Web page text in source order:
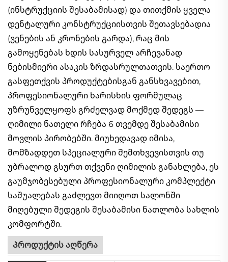
(ინსტრუქციის შესაბამისად) და თითქმის ყველა
დენტალური კონსტრუქციისთვის შეთავსებადია
(ვენების ან კრონების გარდა), რაც მის
გამოყენებას ხდის სასურველ არჩევანად
ნებისმიერი ასაკის ზრდასრულთათვის. საერთო
გასფეთქვის პროდუქტებისგან განსხვავებით,
პროფესიონალური ხარისხის ფორმულაც
უზრუნველყოფს გრძელვად მოქმედ შედეგს —
ღიმილი ნათელი რჩება 6 თვემდე შესაბამისი
მოვლის პირობებში. მიუხედავად იმისა,
მომზადდეთ სპეციალური შემთხვევისთვის თუ
უბრალოდ გსურთ თქვენი ღიმილის განახლება, ეს
გაუმჯობესებული პროფესიონალური კომპლექტი
საშუალებას გაძლევთ მიიღოთ სალონში
მიღებული შედეგის შესაბამისი ნათლობა სახლის
კომფორტში.
Პროდუქტის აღწერა